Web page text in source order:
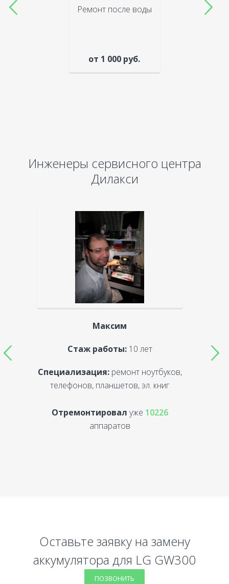
Ремонт после воды
от 1 000 руб.
Инженеры сервисного центра
Дилакси
Максим
Стаж работы:10 лет
Специализация:ремонт ноутбуков,
телефонов, планшетов, эл. книг
Отремонтировал уже 10226
аппаратов
Оставьте заявку на замену
аккумулятора для LG GW300
ПОЗВОНИТЬ